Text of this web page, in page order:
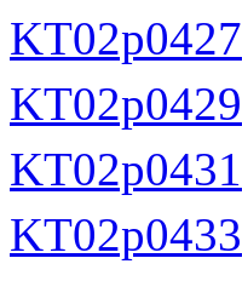
KT02p0427
KT02p0429
KT02p0431
KT02p0433